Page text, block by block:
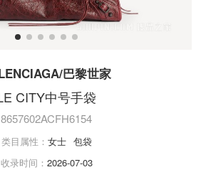
巴黎世家
CITY中号手袋
8657602ACFH6154
类目属性： 女士 包袋
收录时间： 2026-07-03